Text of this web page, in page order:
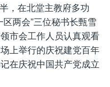
在北堂主教府多功
两会”三位秘书长甄雪
市会工作人员认真观看
上举行的庆祝建党百年
在庆祝中国共产党成立